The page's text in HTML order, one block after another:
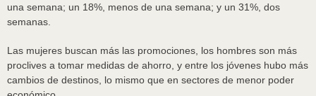
una semana; un 18%, menos de una semana; y un 31%, dos
semanas.
Las mujeres buscan más las promociones, los hombres son más
proclives a tomar medidas de ahorro, y entre los jóvenes hubo más
cambios de destinos, lo mismo que en sectores de menor poder